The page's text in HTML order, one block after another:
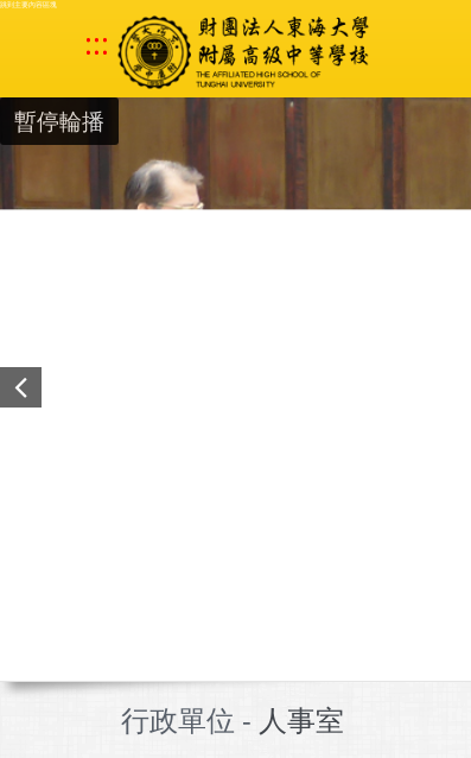
跳到主要內容區塊
:::
暫停輪播
行政單位 - 人事室